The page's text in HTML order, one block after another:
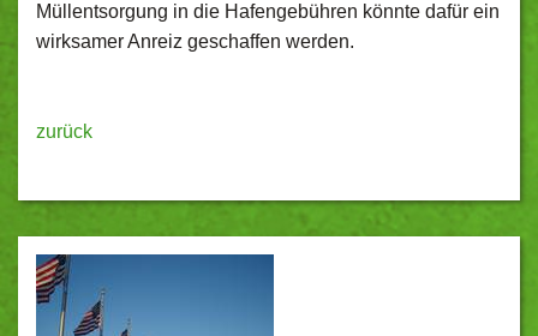
Müllentsorgung in die Hafengebühren könnte dafür ein
wirksamer Anreiz geschaffen werden.
zurück